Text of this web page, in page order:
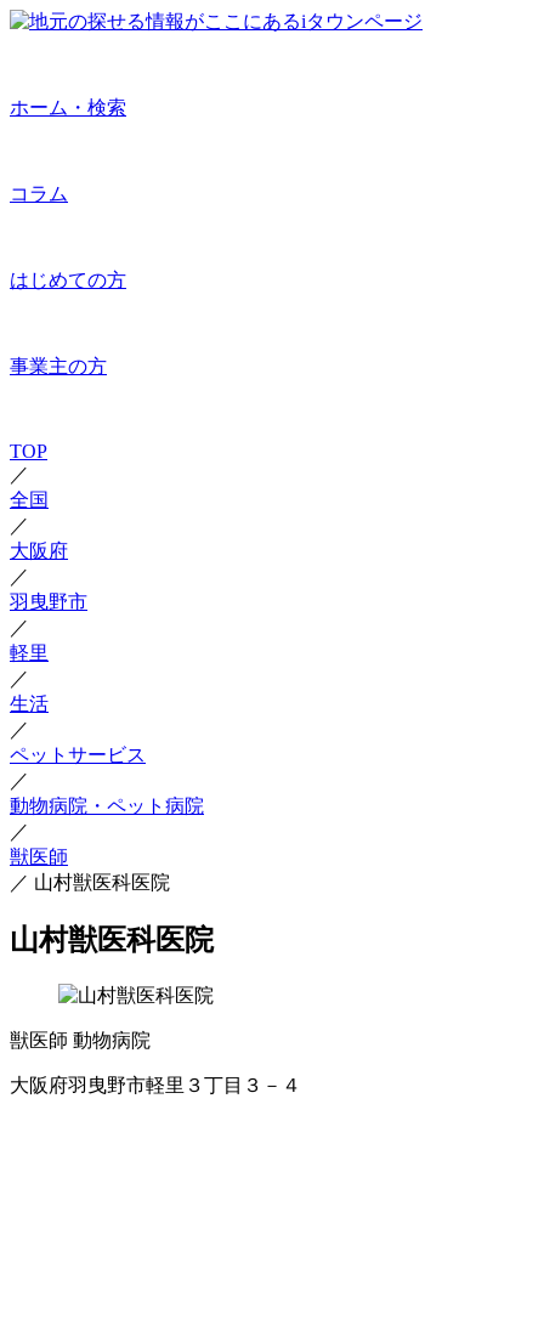
ホーム・検索
コラム
はじめての方
事業主の方
TOP
／
全国
／
大阪府
／
羽曳野市
／
軽里
／
生活
／
ペットサービス
／
動物病院・ペット病院
／
獣医師
／ 山村獣医科医院
山村獣医科医院
獣医師 動物病院
大阪府羽曳野市軽里３丁目３－４